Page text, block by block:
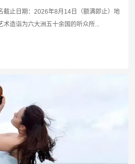
截止日期：2026年8月14日（额满即止）地
术造诣为六大洲五十余国的听众所...